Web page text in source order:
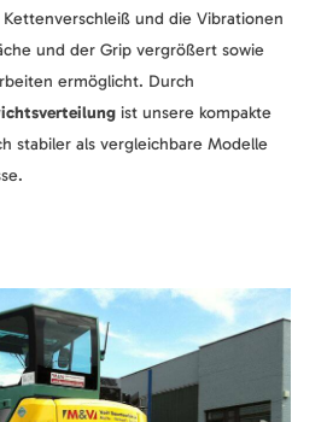
und die Vibrationen
und der Grip vergrößert sowie
ermöglicht. Durch
ist unsere kompakte
stabiler als vergleichbare Modelle